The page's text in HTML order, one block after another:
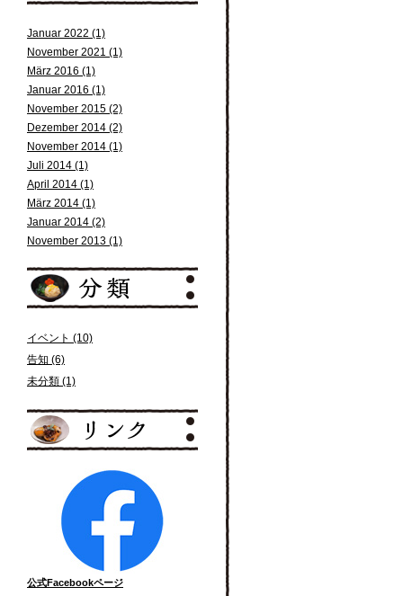
Januar 2022 (1)
November 2021 (1)
März 2016 (1)
Januar 2016 (1)
November 2015 (2)
Dezember 2014 (2)
November 2014 (1)
Juli 2014 (1)
April 2014 (1)
März 2014 (1)
Januar 2014 (2)
November 2013 (1)
イベント (10)
告知 (6)
未分類 (1)
公式Facebookページ